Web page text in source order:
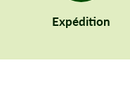
Expédition